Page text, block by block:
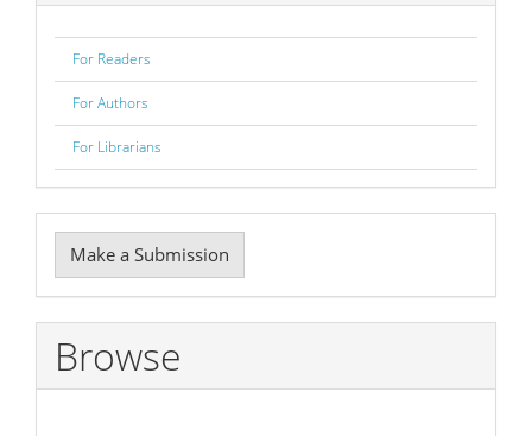
For Readers
For Authors
For Librarians
Make
a
Submission
Make a Submission
Browse